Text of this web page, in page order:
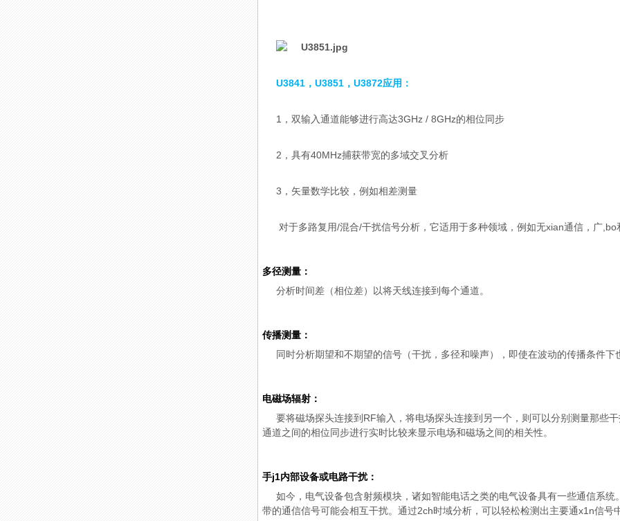
U3841，U3851，U3872应用：
1，双输入通道能够进行高达3GHz / 8GHz的相位同步
2，具有40MHz捕获带宽的多域交叉分析
3，矢量数学比较，例如相差测量
对于多路复用/混合/干扰信号分析，它适用于多种领域，例如无xian通信，广,bo
多径测量：
分析时间差（相位差）以将天线连接到每个通道。
传播测量：
同时分析期望和不期望的信号（干扰，多径和噪声），即使在波动的传播条件下
电磁场辐射：
要将磁场探头连接到RF输入，将电场探头连接到另一个，则可以分别测量那些
通道之间的相位同步进行实时比较来显示电场和磁场之间的相关性。
手j1内部设备或电路干扰：
如今，电气设备包含射频模块，诸如智能电话之类的电气设备具有一些通信系
带的通信信号可能会相互干扰。通过2ch时域分析，可以轻松检测出主要通x1n信号